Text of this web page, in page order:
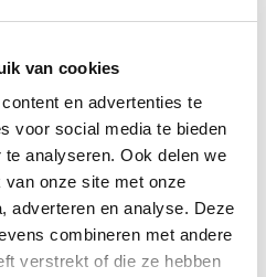
van cookies
en advertenties te
voor social media te bieden
analyseren. Ook delen we
onze site met onze
adverteren en analyse. Deze
combineren met andere
verstrekt of die ze hebben
Scandino White